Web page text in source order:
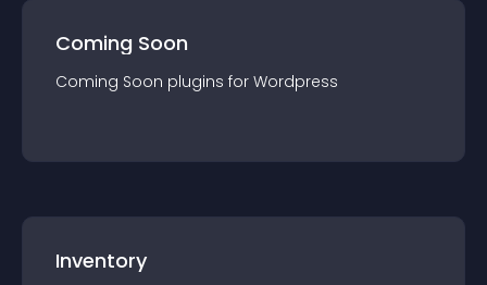
Coming Soon
Coming Soon plugins for Wordpress
Inventory